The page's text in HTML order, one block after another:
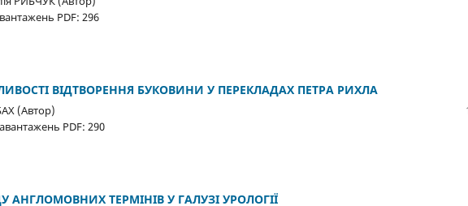
PDF: 296
ВІДТВОРЕННЯ БУКОВИНИ У ПЕРЕКЛАДАХ ПЕТРА РИХЛА
(Автор)
PDF: 290
АНГЛОМОВНИХ ТЕРМІНІВ У ГАЛУЗІ УРОЛОГІЇ